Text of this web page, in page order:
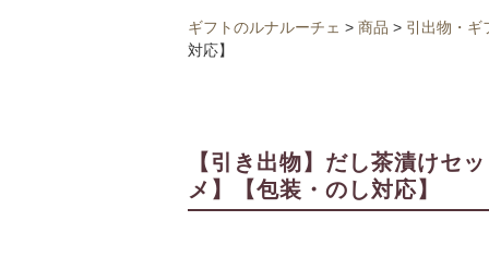
ギフトのルナルーチェ > 商品 > 引出物・ギ
対応】
【引き出物】だし茶漬けセ
メ】【包装・のし対応】